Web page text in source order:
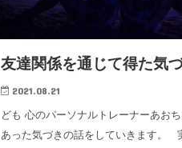
友達関係を通じて得た気
2021.08.21
ども 心のパーソナルトレーナーあお
あった気づきの話をしていきます。